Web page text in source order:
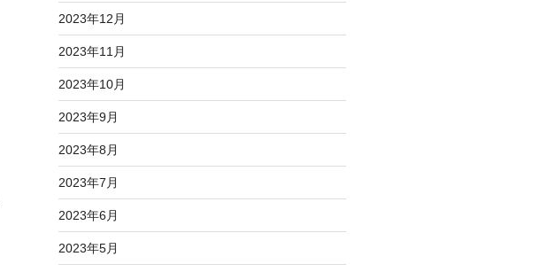
2023年12月
2023年11月
2023年10月
2023年9月
2023年8月
2023年7月
2023年6月
2023年5月